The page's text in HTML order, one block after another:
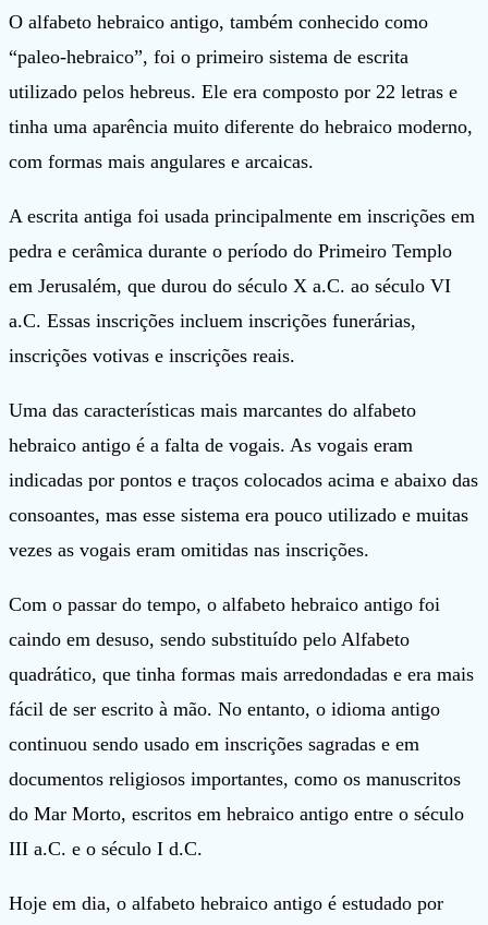
O alfabeto hebraico antigo, também conhecido como
“paleo-hebraico”, foi o primeiro sistema de escrita
utilizado pelos hebreus. Ele era composto por 22 letras e
tinha uma aparência muito diferente do hebraico moderno,
com formas mais angulares e arcaicas.
A escrita antiga foi usada principalmente em inscrições em
pedra e cerâmica durante o período do Primeiro Templo
em Jerusalém, que durou do século X a.C. ao século VI
a.C. Essas inscrições incluem inscrições funerárias,
inscrições votivas e inscrições reais.
Uma das características mais marcantes do alfabeto
hebraico antigo é a falta de vogais. As vogais eram
indicadas por pontos e traços colocados acima e abaixo das
consoantes, mas esse sistema era pouco utilizado e muitas
vezes as vogais eram omitidas nas inscrições.
Com o passar do tempo, o alfabeto hebraico antigo foi
caindo em desuso, sendo substituído pelo Alfabeto
quadrático, que tinha formas mais arredondadas e era mais
fácil de ser escrito à mão. No entanto, o idioma antigo
continuou sendo usado em inscrições sagradas e em
documentos religiosos importantes, como os manuscritos
do Mar Morto, escritos em hebraico antigo entre o século
III a.C. e o século I d.C.
Hoje em dia, o alfabeto hebraico antigo é estudado por